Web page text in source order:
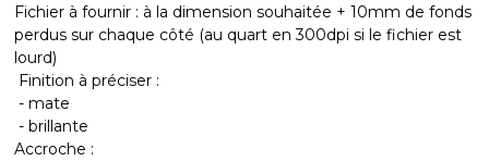
Fichier à fournir : à la dimension souhaitée + 10mm de fonds
perdus sur chaque côté (au quart en 300dpi si le fichier est
lourd)
Finition à préciser :
- mate
- brillante
Accroche :